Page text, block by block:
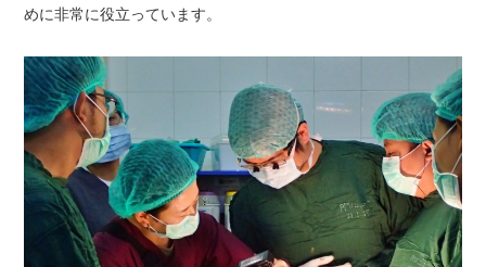
めに非常に役立っています。